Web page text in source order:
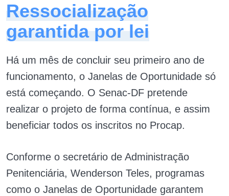
Ressocialização
garantida por lei
Há um mês de concluir seu primeiro ano de
funcionamento, o Janelas de Oportunidade só
está começando. O Senac-DF pretende
realizar o projeto de forma contínua, e assim
beneficiar todos os inscritos no Procap.
Conforme o secretário de Administração
Penitenciária, Wenderson Teles, programas
como o Janelas de Oportunidade garantem